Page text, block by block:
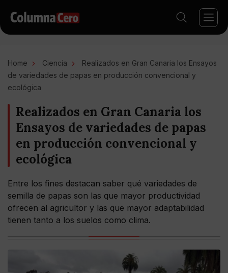
Home Ciencia
Realizados en Gran Canaria los Ensayos
de variedades de papas en producción convencional y
ecológica
Realizados en Gran Canaria los
Ensayos de variedades de papas
en producción convencional y
ecológica
Entre los fines destacan saber qué variedades de
semilla de papas son las que mayor productividad
ofrecen al agricultor y las que mayor adaptabilidad
tienen tanto a los suelos como clima.